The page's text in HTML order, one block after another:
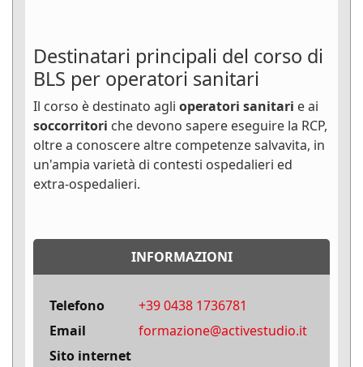
Destinatari principali del corso di
BLS per operatori sanitari
Il corso è destinato agli operatori sanitari e ai
soccorritori che devono sapere eseguire la RCP,
oltre a conoscere altre competenze salvavita, in
un'ampia varietà di contesti ospedalieri ed
extra-ospedalieri.
INFORMAZIONI
Telefono
+39 0438 1736781
Email
formazione@activestudio.it
Sito internet